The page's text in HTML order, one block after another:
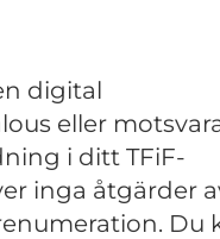
digital
eller
i ditt TFiF-
inga åtgärder
Du